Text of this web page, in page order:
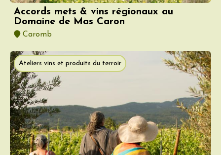
Accords mets & vins régionaux au
Domaine de Mas Caron
Caromb
Ateliers vins et produits du terroir